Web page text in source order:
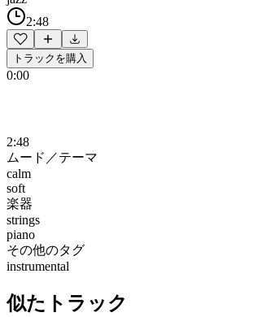
2:48
トラックを購入
0:00
2:48
ムード／テーマ
calm
soft
楽器
strings
piano
その他のタグ
instrumental
似たトラック